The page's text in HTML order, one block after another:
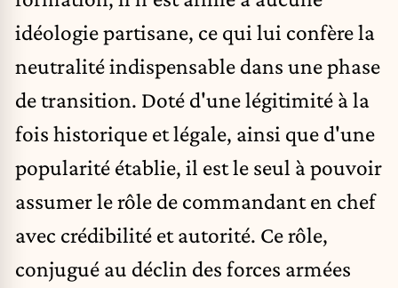
idéologie partisane, ce qui lui confère la
neutralité indispensable dans une phase
de transition. Doté d'une légitimité à la
fois historique et légale, ainsi que d'une
popularité établie, il est le seul à pouvoir
assumer le rôle de commandant en chef
avec crédibilité et autorité. Ce rôle,
conjugué au déclin des forces armées